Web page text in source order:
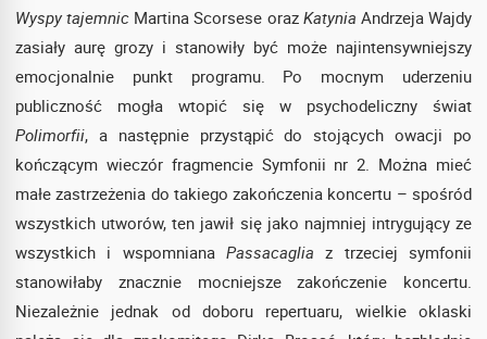
Wyspy tajemnic Martina Scorsese oraz Katynia Andrzeja Wajdy
zasiały aurę grozy i stanowiły być może najintensywniejszy
emocjonalnie punkt programu. Po mocnym uderzeniu
publiczność mogła wtopić się w psychodeliczny świat
Polimorfii, a następnie przystąpić do stojących owacji po
kończącym wieczór fragmencie Symfonii nr 2. Można mieć
małe zastrzeżenia do takiego zakończenia koncertu – spośród
wszystkich utworów, ten jawił się jako najmniej intrygujący ze
wszystkich i wspomniana Passacaglia z trzeciej symfonii
stanowiłaby znacznie mocniejsze zakończenie koncertu.
Niezależnie jednak od doboru repertuaru, wielkie oklaski